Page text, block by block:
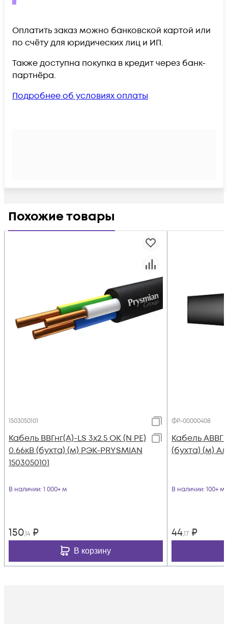
Оплатить заказ можно банковской картой или
по счёту для юридических лиц и ИП.
Также доступна покупка в кредит через банк-
партнёра.
Подробнее об условиях оплаты
Похожие товары
1503050101
Кабель ВВГнг(А)-LS 3х2.5 ОК (N PE)
0.66кВ (бухта) (м) РЭК-PRYSMIAN
1503050101
В наличии: 1 000+ м
150,14 ₽
В корзину
ФР-00000408
Кабель АВВГ
(бухта) (м)
В наличии: 100+ м
44,17 ₽